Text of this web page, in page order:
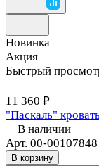
Новинка
Акция
Быстрый
11 360 ₽
"Паскаль"
В наличии
Арт. 00-00107848
В корзину